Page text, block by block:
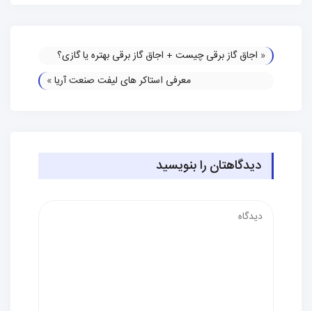
« اجاق گاز برقی چیست + اجاق گاز برقی بهتره یا گازی؟
معرفی استاکر های لیفت صنعت آریا»
دیدگاهتان را بنویسید